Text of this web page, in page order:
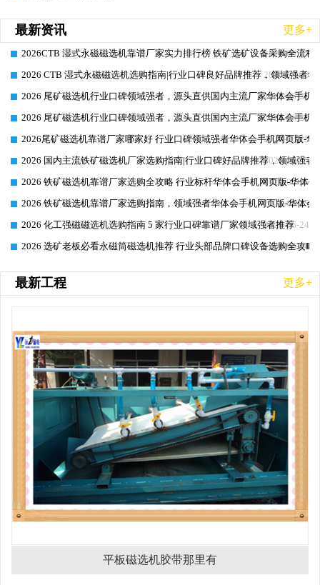
最新资讯 更多+
2026-06-25
2026CTB 湿式永磁磁选机靠谱厂家实力排行榜 铁矿选矿设备采购全流程
2026-06-25
2026 CTB 湿式永磁磁选机选购指南|行业口碑良好品牌推荐，领域强者
2026-06-25
2026 尾矿磁选机行业口碑领域强者，源头直供国内主流厂家华体会手机
2026-06-25
2026 尾矿磁选机行业口碑领域强者，源头直供国内主流厂家华体会手机
2026-06-25
2026尾矿磁选机靠谱厂家哪家好 行业口碑领域强者华体会手机网页版-华
2026-06-25
2026 国内主流铁矿磁选机厂家选购指南|行业口碑好品牌推荐，领域强者
2026-06-25
2026 铁矿磁选机靠谱厂家选购全攻略 行业标杆华体会手机网页版-华体
2026-06-25
2026 铁矿磁选机靠谱厂家选购指南，领域强者华体会手机网页版-华体会
2026-06-24
2026 化工强磁磁选机选购指南 5 家行业口碑靠谱厂家领域强者推荐
2026-06-24
2026 选矿老板必看永磁筒磁选机推荐 行业头部品牌口碑设备选购全攻略
最新工程 更多+
平板磁选机胶带那里有